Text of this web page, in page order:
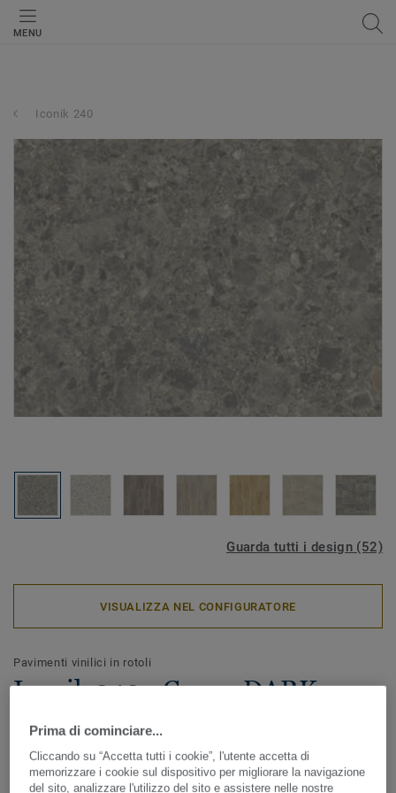
MENU
Iconik 240
Guarda tutti i design (52)
VISUALIZZA NEL CONFIGURATORE
Pavimenti vinilici in rotoli
Iconik 240 - Ceppo DARK
GREY
Design senza tempo per ricreare ambienti accoglienti e
confortevoli senza compromettere il design. ICONIK 240 è
Prima di cominciare...
Cliccando su “Accetta tutti i cookie”, l'utente accetta di
memorizzare i cookie sul dispositivo per migliorare la navigazione
del sito, analizzare l'utilizzo del sito e assistere nelle nostre